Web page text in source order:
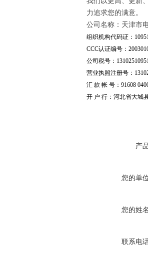
力追求您的满意。
公司名称：天津市
组织机构代码证：
CCC认证编号：
公司税号：
营业执照注册号：
汇 款 帐 号：91608
开 户 行：河北省大城
产
您的单
您的姓
联系电